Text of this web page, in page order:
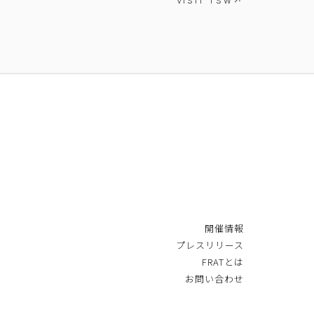
開催情報
プレスリリース
FRATとは
お問い合わせ